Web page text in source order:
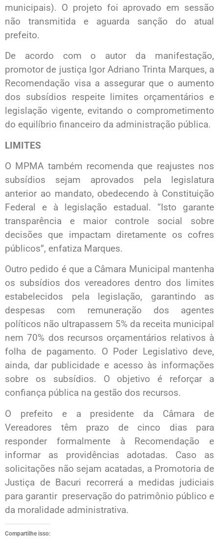
municipais). O projeto foi aprovado em sessão
não transmitida e aguarda sanção do atual
prefeito.
De acordo com o autor da manifestação,
promotor de justiça Igor Adriano Trinta Marques, a
Recomendação visa a assegurar que o aumento
dos subsídios respeite limites orçamentários e
legislação vigente, evitando o comprometimento
do equilíbrio financeiro da administração pública.
LIMITES
O MPMA também recomenda que reajustes nos
subsídios sejam aprovados pela legislatura
anterior ao mandato, obedecendo à Constituição
Federal e à legislação estadual. “Isto garante
transparência e maior controle social sobre
decisões que impactam diretamente os cofres
públicos”, enfatiza Marques.
Outro pedido é que a Câmara Municipal mantenha
os subsídios dos vereadores dentro dos limites
estabelecidos pela legislação, garantindo as
despesas com remuneração dos agentes
políticos não ultrapassem 5% da receita municipal
nem 70% dos recursos orçamentários relativos à
folha de pagamento. O Poder Legislativo deve,
ainda, dar publicidade e acesso às informações
sobre os subsídios. O objetivo é reforçar a
confiança pública na gestão dos recursos.
O prefeito e a presidente da Câmara de
Vereadores têm prazo de cinco dias para
responder formalmente à Recomendação e
informar as providências adotadas. Caso as
solicitações não sejam acatadas, a Promotoria de
Justiça de Bacuri recorrerá a medidas judiciais
para garantir preservação do patrimônio público e
da moralidade administrativa.
Compartilhe isso: